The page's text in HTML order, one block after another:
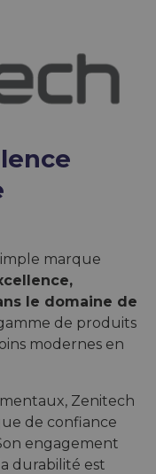
marque
le domaine de
de produits
modernes en
Zenitech
de confiance
engagement
durabilité est